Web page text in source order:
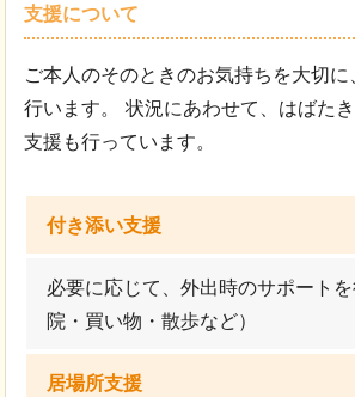
支援について
ご本人のそのときのお気持ちを大切
行います。 状況にあわせて、はばた
支援も行っています。
付き添い支援
必要に応じて、外出時のサポート
院・買い物・散歩など）
居場所支援